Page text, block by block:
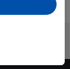
Lidl-diensten.
ook voor de